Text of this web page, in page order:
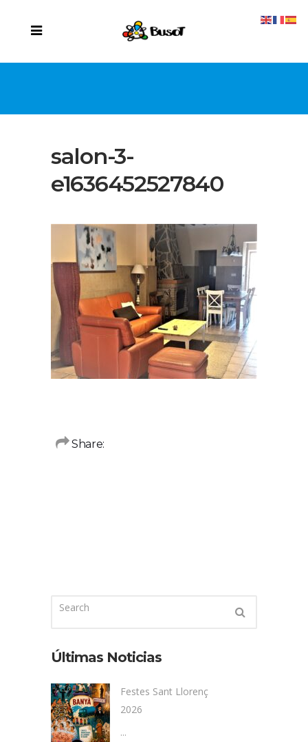
salon-3-
e1636452527840
Share:
Últimas Noticias
Festes Sant Llorenç
2026
...